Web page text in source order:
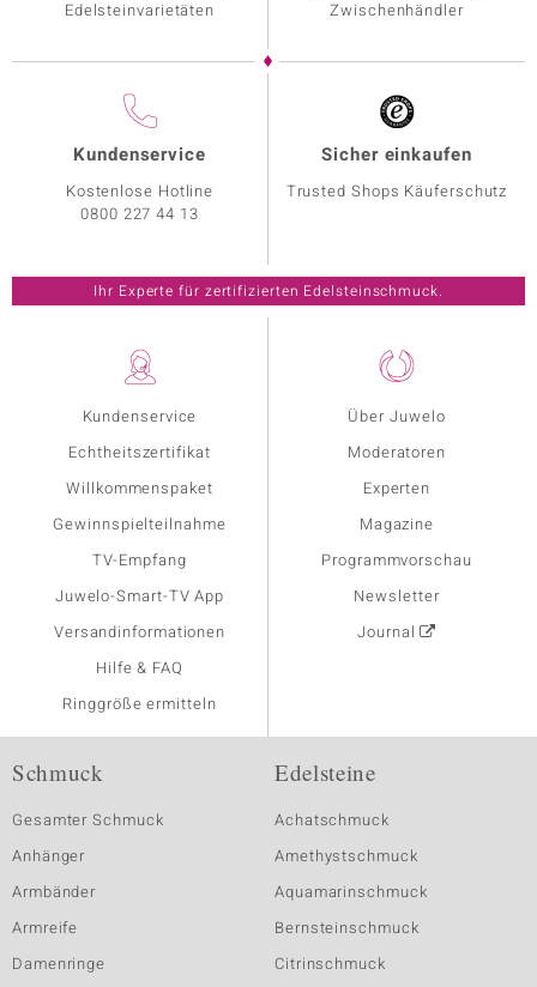
Kundenservice
Echtheitszertifikat
Willkommenspaket
Gewinnspielteilnahme
TV-Empfang
Juwelo-Smart-TV App
Versandinformationen
Hilfe & FAQ
Ringgröße ermitteln
Über Juwelo
Moderatoren
Experten
Magazine
Programmvorschau
Newsletter
Journal
Edelsteinvarietäten
Zwischenhändler
Kundenservice
Kostenlose Hotline
0800 227 44 13
Sicher einkaufen
Trusted Shops Käuferschutz
Ihr Experte für zertifizierten Edelsteinschmuck.
Schmuck
Gesamter Schmuck
Anhänger
Armbänder
Armreife
Damenringe
Edelsteine
Achatschmuck
Amethystschmuck
Aquamarinschmuck
Bernsteinschmuck
Citrinschmuck